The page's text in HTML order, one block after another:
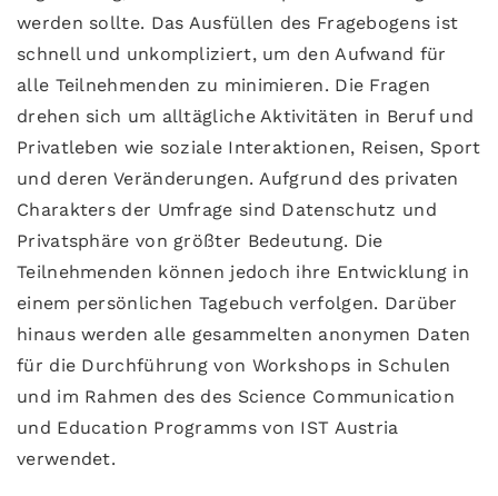
werden sollte. Das Ausfüllen des Fragebogens ist
schnell und unkompliziert, um den Aufwand für
alle Teilnehmenden zu minimieren. Die Fragen
drehen sich um alltägliche Aktivitäten in Beruf und
Privatleben wie soziale Interaktionen, Reisen, Sport
und deren Veränderungen. Aufgrund des privaten
Charakters der Umfrage sind Datenschutz und
Privatsphäre von größter Bedeutung. Die
Teilnehmenden können jedoch ihre Entwicklung in
einem persönlichen Tagebuch verfolgen. Darüber
hinaus werden alle gesammelten anonymen Daten
für die Durchführung von Workshops in Schulen
und im Rahmen des des Science Communication
und Education Programms von IST Austria
verwendet.